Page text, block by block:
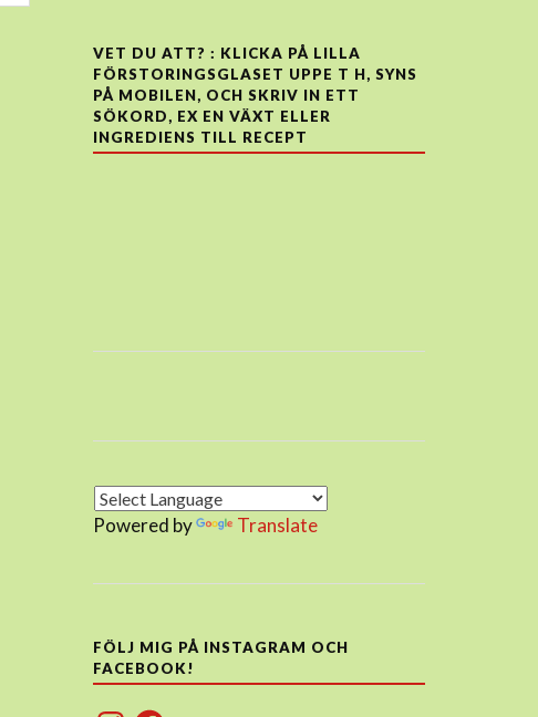
VET DU ATT? : KLICKA PÅ LILLA
FÖRSTORINGSGLASET UPPE T H, SYNS
PÅ MOBILEN, OCH SKRIV IN ETT
SÖKORD, EX EN VÄXT ELLER
INGREDIENS TILL RECEPT
Powered by Translate
FÖLJ MIG PÅ INSTAGRAM OCH
FACEBOOK!